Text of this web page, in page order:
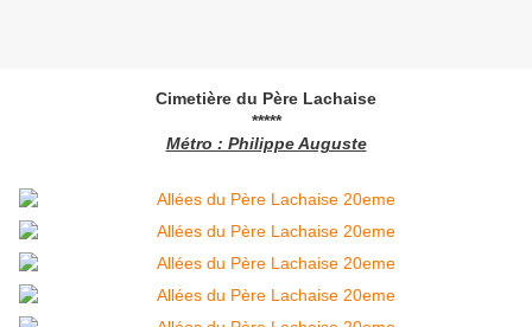
Cimetière du Père Lachaise
*****
Métro : Philippe Auguste